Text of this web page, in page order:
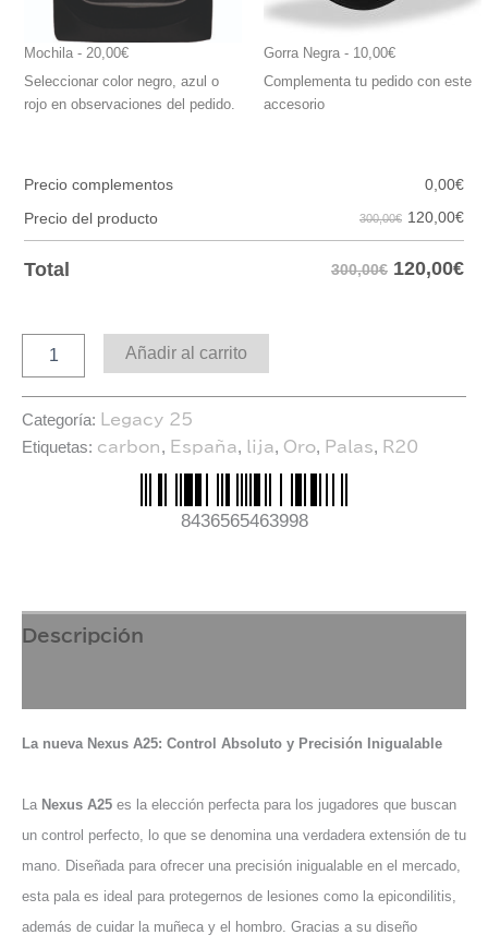
Mochila - 20,00€
Seleccionar color negro, azul o
rojo en observaciones del pedido.
Gorra Negra - 10,00€
Complementa tu pedido con este
accesorio
Precio complementos 0,00€
Precio del producto
300,00€ 120,00€
Total 300,00€ 120,00€
Añadir al carrito
Categoría: Legacy 25
Etiquetas: carbon , España, lija, Oro, Palas, R20
8436565463998
Descripción
La nueva Nexus A25: Control Absoluto y Precisión Inigualable
La Nexus A25 es la elección perfecta para los jugadores que buscan
un control perfecto, lo que se denomina una verdadera extensión de tu
mano. Diseñada para ofrecer una precisión inigualable en el mercado,
esta pala es ideal para protegernos de lesiones como la epicondilitis,
además de cuidar la muñeca y el hombro. Gracias a su diseño